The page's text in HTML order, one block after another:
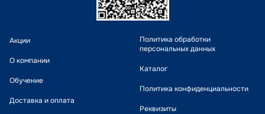
Акции
О компании
Обучение
Доставка и оплата
Политика обработки
персональных данных
Каталог
Политика конфиденциальности
Реквизиты